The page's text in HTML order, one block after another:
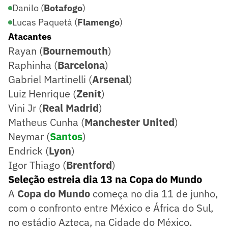
Danilo (Botafogo)
Lucas Paquetá (Flamengo)
Atacantes
Rayan (Bournemouth)
Raphinha (Barcelona)
Gabriel Martinelli (Arsenal)
Luiz Henrique (Zenit)
Vini Jr (Real Madrid)
Matheus Cunha (Manchester United)
Neymar (Santos)
Endrick (Lyon)
Igor Thiago (Brentford)
Seleção estreia dia 13 na Copa do Mundo
A Copa do Mundo começa no dia 11 de junho,
com o confronto entre México e África do Sul,
no estádio Azteca, na Cidade do México.